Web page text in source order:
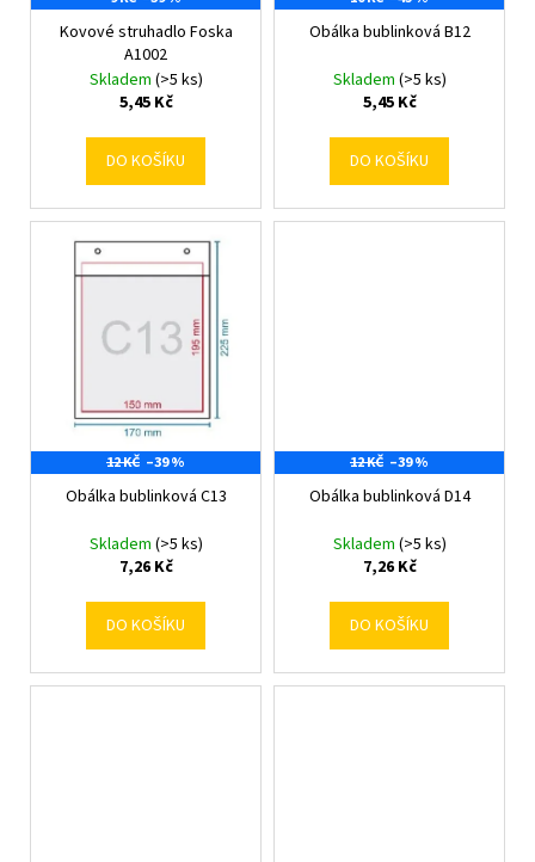
d
Kovové struhadlo Foska
A1002
Skladem (>5 ks)
5,45 Kč
DO KOŠÍKU
Obálka bublinková B12
Skladem (>5 ks)
5,45 Kč
DO KOŠÍKU
12 KČ –39 %
Obálka bublinková C13
Skladem (>5 ks)
7,26 Kč
DO KOŠÍKU
12 KČ –39 %
Obálka bublinková D14
Skladem (>5 ks)
7,26 Kč
DO KOŠÍKU